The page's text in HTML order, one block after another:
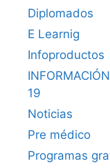
Diplomados
E Learnig
Infoproductos
19
Noticias
Pre médico
Programas